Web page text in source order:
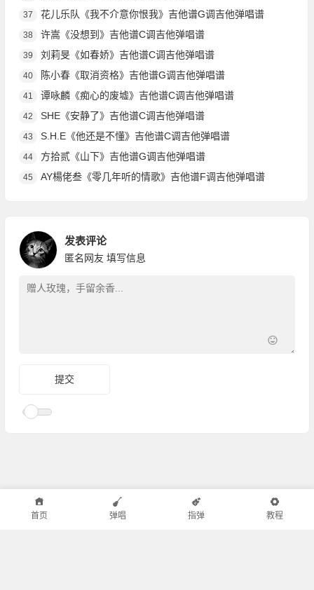
37 花儿乐队《我不介意你恨我》吉他谱G调吉他弹唱谱
38 许嵩《没想到》吉他谱C调吉他弹唱谱
39 刘莉旻《如春娇》吉他谱C调吉他弹唱谱
40 陈小春《取消资格》吉他谱G调吉他弹唱谱
41 谭咏麟《痴心的废墟》吉他谱C调吉他弹唱谱
42 SHE《安静了》吉他谱C调吉他弹唱谱
43 S.H.E《他还是不懂》吉他谱C调吉他弹唱谱
44 方拾贰《山下》吉他谱G调吉他弹唱谱
45 AY楊佬叁《零几年听的情歌》吉他谱F调吉他弹唱谱
发表评论
匿名网友 填写信息
首页 弹唱 指弹 教程